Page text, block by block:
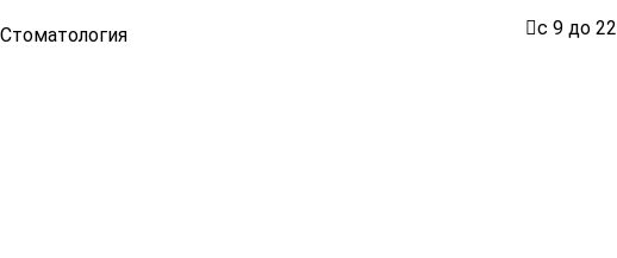
Стоматология с 9 до 22